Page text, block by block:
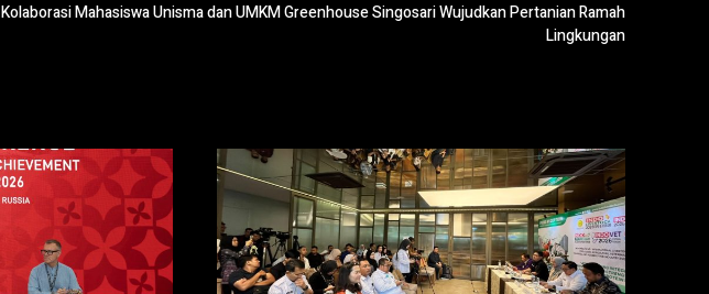
Kolaborasi Mahasiswa Unisma dan UMKM Greenhouse Singosari Wujudkan Pertanian Ramah
Lingkungan